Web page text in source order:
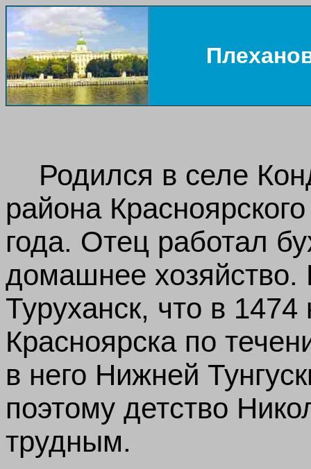
Родился в селе
района
года. Отец работал
домашнее хозяйство.
Туруханск, что в
Красноярскапо
в него Нижней
поэтому детство
трудным.